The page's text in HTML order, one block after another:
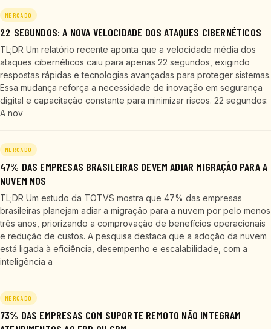
MERCADO
22 SEGUNDOS: A NOVA VELOCIDADE DOS ATAQUES CIBERNÉTICOS
TL;DR Um relatório recente aponta que a velocidade média dos
ataques cibernéticos caiu para apenas 22 segundos, exigindo
respostas rápidas e tecnologias avançadas para proteger sistemas.
Essa mudança reforça a necessidade de inovação em segurança
digital e capacitação constante para minimizar riscos. 22 segundos:
A nov
MERCADO
47% DAS EMPRESAS BRASILEIRAS DEVEM ADIAR MIGRAÇÃO PARA A
NUVEM NOS
TL;DR Um estudo da TOTVS mostra que 47% das empresas
brasileiras planejam adiar a migração para a nuvem por pelo menos
três anos, priorizando a comprovação de benefícios operacionais
e redução de custos. A pesquisa destaca que a adoção da nuvem
está ligada à eficiência, desempenho e escalabilidade, com a
inteligência a
MERCADO
73% DAS EMPRESAS COM SUPORTE REMOTO NÃO INTEGRAM